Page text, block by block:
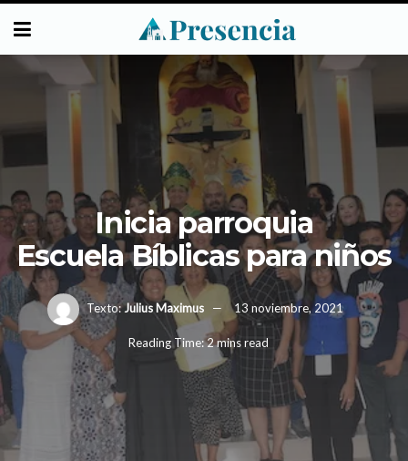
Inicia parroquia
Escuela Bíblicas para niños
Texto:Julius Maximus 13 noviembre, 2021
Reading Time: 2 mins read